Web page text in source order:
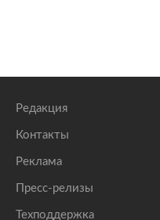
Редакция
Контакты
Реклама
Пресс-релизы
Техподдержка